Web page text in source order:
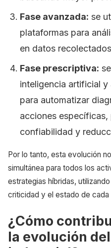
Fase avanzada: se
plataformas para
en datos
Fase prescriptiva:
inteligencia artificial
para automatizar
acciones
confiabilidad y
Por lo tanto, esta evolución
simultánea para todos los
estrategias híbridas,
criticidad y el estado de cada
¿Cómo
la evolución